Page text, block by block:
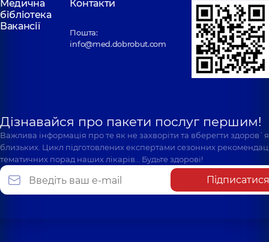
Медична
бібліотека
Контакти
Вакансії
Пошта:
info@med.dobrobut.com
Дізнавайся про пакети послуг першим!
Важлива інформація про те як не захворіти та вберегти
близьких. Цикл підготовлених експертами сезонних
тематичних порад наших лікарів… Будьте здорові!
Підписатися